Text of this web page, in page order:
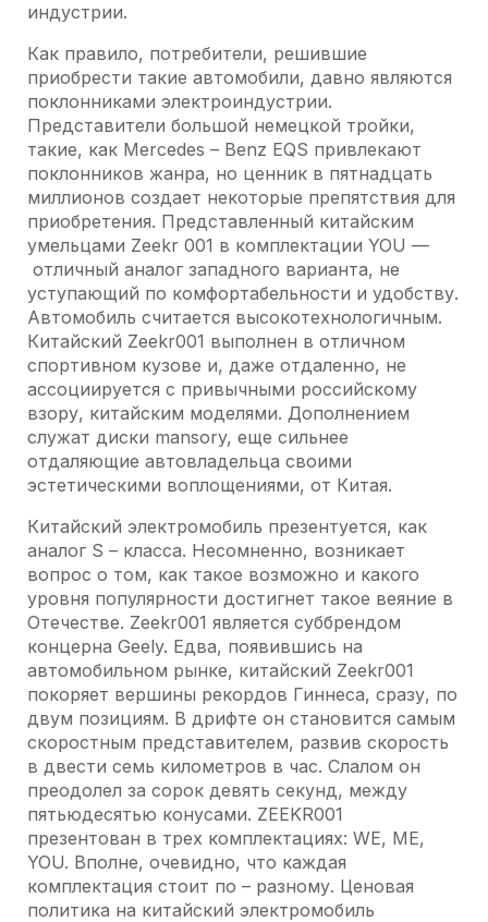
индустрии.
Как правило, потребители, решившие
приобрести такие автомобили, давно являются
поклонниками электроиндустрии.
Представители большой немецкой тройки,
такие, как Mercedes – Benz EQS привлекают
поклонников жанра, но ценник в пятнадцать
миллионов создает некоторые препятствия для
приобретения. Представленный китайским
умельцами Zeekr 001 в комплектации YOU —
отличный аналог западного варианта, не
уступающий по комфортабельности и удобству.
Автомобиль считается высокотехнологичным.
Китайский Zeekr001 выполнен в отличном
спортивном кузове и, даже отдаленно, не
ассоциируется с привычными российскому
взору, китайским моделями. Дополнением
служат диски mansory, еще сильнее
отдаляющие автовладельца своими
эстетическими воплощениями, от Китая.
Китайский электромобиль презентуется, как
аналог S – класса. Несомненно, возникает
вопрос о том, как такое возможно и какого
уровня популярности достигнет такое веяние в
Отечестве. Zeekr001 является суббрендом
концерна Geely. Едва, появившись на
автомобильном рынке, китайский Zeekr001
покоряет вершины рекордов Гиннеса, сразу, по
двум позициям. В дрифте он становится самым
скоростным представителем, развив скорость
в двести семь километров в час. Слалом он
преодолел за сорок девять секунд, между
пятьюдесятью конусами. ZEEKR001
презентован в трех комплектациях: WE, ME,
YOU. Вполне, очевидно, что каждая
комплектация стоит по – разному. Ценовая
политика на китайский электромобиль